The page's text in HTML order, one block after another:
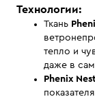
Технологии:
Ткань
тепло и
даже в
Phenix